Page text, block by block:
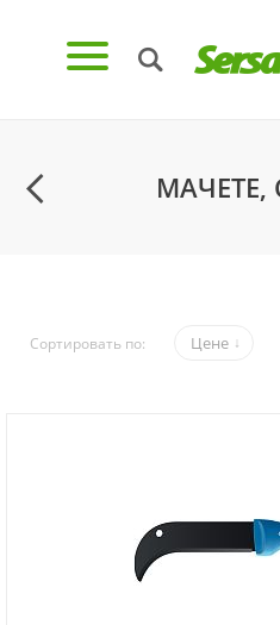
МАЧЕТЕ,
Сортировать по: Цене